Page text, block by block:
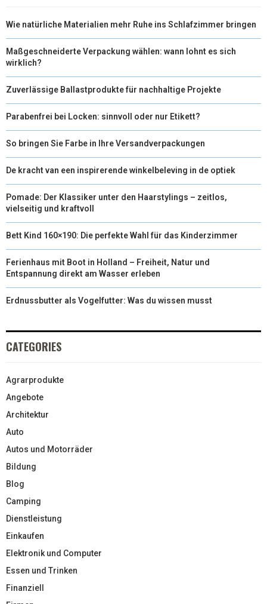
Wie natürliche Materialien mehr Ruhe ins Schlafzimmer bringen
Maßgeschneiderte Verpackung wählen: wann lohnt es sich
wirklich?
Zuverlässige Ballastprodukte für nachhaltige Projekte
Parabenfrei bei Locken: sinnvoll oder nur Etikett?
So bringen Sie Farbe in Ihre Versandverpackungen
De kracht van een inspirerende winkelbeleving in de optiek
Pomade: Der Klassiker unter den Haarstylings – zeitlos,
vielseitig und kraftvoll
Bett Kind 160×190: Die perfekte Wahl für das Kinderzimmer
Ferienhaus mit Boot in Holland – Freiheit, Natur und
Entspannung direkt am Wasser erleben
Erdnussbutter als Vogelfutter: Was du wissen musst
CATEGORIES
Agrarprodukte
Angebote
Architektur
Auto
Autos und Motorräder
Bildung
Blog
Camping
Dienstleistung
Einkaufen
Elektronik und Computer
Essen und Trinken
Finanziell